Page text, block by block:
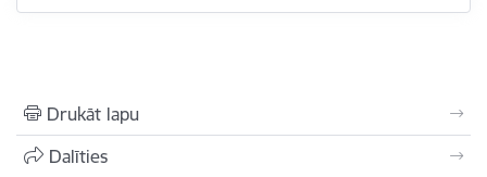
Drukāt lapu
Dalīties